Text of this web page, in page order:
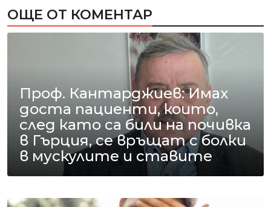
ОЩЕ ОТ КОМЕНТАР
Проф. Кантарджиев: Имах
доста пациенти, които,
след като са били на почивка
в Гърция, се връщат с болки
в мускулите и ставите